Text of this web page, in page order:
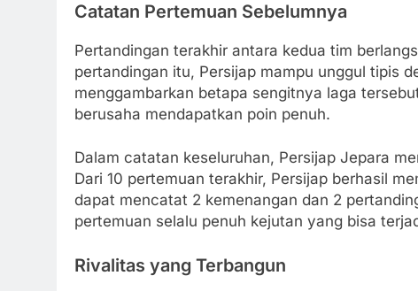
Catatan Pertemuan Sebelumnya
Pertandingan terakhir antara kedua tim
pertandingan itu, Persijap mampu unggul tipis
menggambarkan betapa sengitnya laga
berusaha mendapatkan poin penuh.
Dalam catatan keseluruhan, Persijap Jepara
Dari 10 pertemuan terakhir, Persijap berhasil
dapat mencatat 2 kemenangan dan 2
pertemuan selalu penuh kejutan yang bisa
Rivalitas yang Terbangun